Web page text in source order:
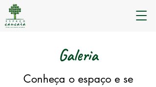
Galeria
Conheça o espaço e se